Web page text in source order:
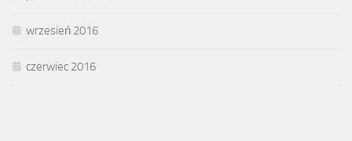
wrzesień 2016
czerwiec 2016